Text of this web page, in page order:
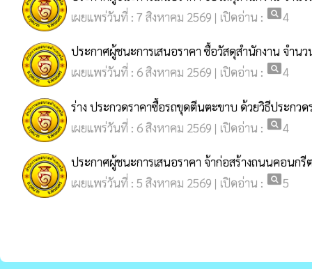
เผยแพร่วันที่ : 7 สิงหาคม 2569 | เปิดอ่าน : pageview4
ประกาศผู้ชนะการเสนอราคา ซื้อวัสดุสำนักงาน จำนว
เผยแพร่วันที่ : 6 สิงหาคม 2569 | เปิดอ่าน : pageview4
ร่าง ประกวดราคาซื้อรถขุดตีนตะขาบ ด้วยวิธีประกว
เผยแพร่วันที่ : 6 สิงหาคม 2569 | เปิดอ่าน : pageview4
ประกาศผู้ชนะการเสนอราคา จ้าก่อสร้างถนนคอนกรี
เผยแพร่วันที่ : 5 สิงหาคม 2569 | เปิดอ่าน : pageview5